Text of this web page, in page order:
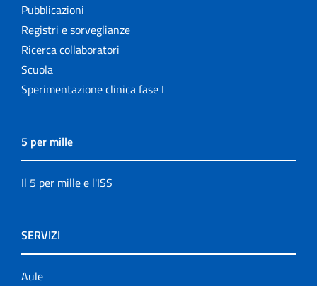
Pubblicazioni
Registri e sorveglianze
Ricerca collaboratori
Scuola
Sperimentazione clinica fase I
5 per mille
Il 5 per mille e l'ISS
SERVIZI
Aule